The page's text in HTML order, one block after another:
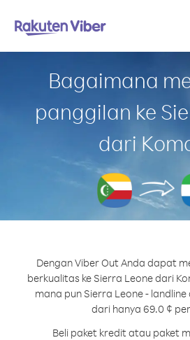
Bagaimana
panggilan ke
dari
Dengan Viber Out Anda dapat
berkualitas ke Sierra Leone dari
mana pun Sierra Leone -
dari hanya 69.0 ¢
Beli paket kredit atau paket